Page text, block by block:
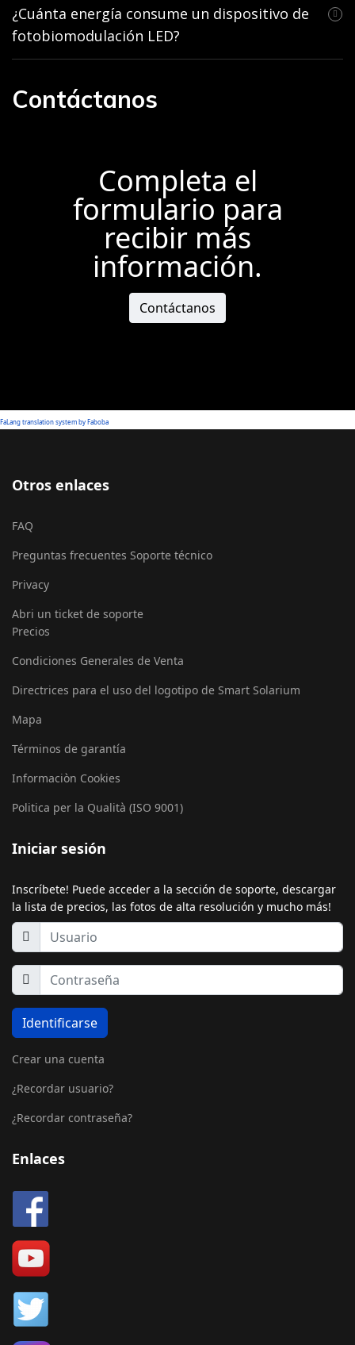
¿Cuánta energía consume un dispositivo de
fotobiomodulación LED?
Contáctanos
Completa el
formulario para
recibir más
información.
Contáctanos
FaLang translation system by Faboba
Otros enlaces
FAQ
Preguntas frecuentes Soporte técnico
Privacy
Abri un ticket de soporte
Precios
Condiciones Generales de Venta
Directrices para el uso del logotipo de Smart Solarium
Mapa
Términos de garantía
Informaciòn Cookies
Politica per la Qualità (ISO 9001)
Iniciar sesión
Inscríbete! Puede acceder a la sección de soporte, descargar
la lista de precios, las fotos de alta resolución y mucho más!
Identificarse
Crear una cuenta
¿Recordar usuario?
¿Recordar contraseña?
Enlaces